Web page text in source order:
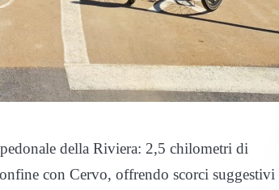
della Riviera: 2,5 chilometri di
con Cervo, offrendo scorci suggestivi